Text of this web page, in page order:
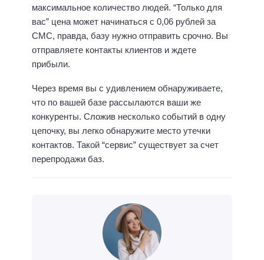
максимальное количество людей. “Только для
вас” цена может начинаться с 0,06 рублей за
СМС, правда, базу нужно отправить срочно. Вы
отправляете контакты клиентов и ждете
прибыли.
Через время вы с удивлением обнаруживаете,
что по вашей базе рассылаются ваши же
конкуренты. Сложив несколько событий в одну
цепочку, вы легко обнаружите место утечки
контактов. Такой “сервис” существует за счет
перепродажи баз.